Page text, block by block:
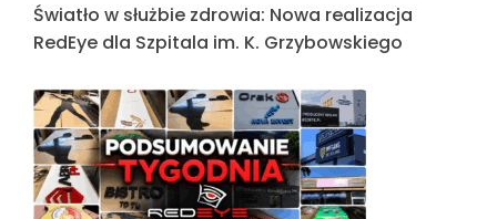
Światło w służbie zdrowia: Nowa realizacja
RedEye dla Szpitala im. K. Grzybowskiego